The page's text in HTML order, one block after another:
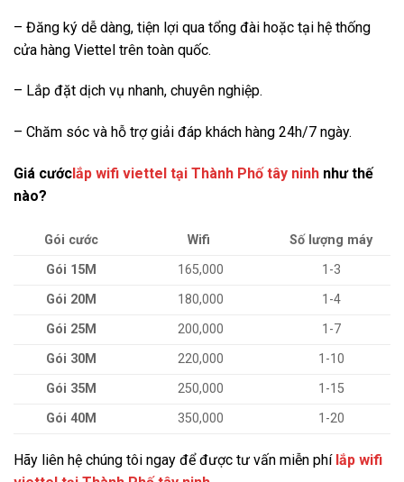
– Đăng ký dễ dàng, tiện lợi qua tổng đài hoặc tại hệ thống
cửa hàng Viettel trên toàn quốc.
– Lắp đặt dịch vụ nhanh, chuyên nghiệp.
– Chăm sóc và hỗ trợ giải đáp khách hàng 24h/7 ngày.
Giá cướclắp wifi viettel tại Thành Phố tây ninh như thế
nào?
Gói cước Wifi
Số lượng máy
Gói 15M
165,000
1-3
Gói 20M
180,000
1-4
Gói 25M
200,000
1-7
Gói 30M
220,000
1-10
Gói 35M
250,000
1-15
Gói 40M
350,000 1-20
Hãy liên hệ chúng tôi ngay để được tư vấn miễn phí lắp wifi